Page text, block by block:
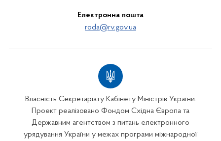
Електронна пошта
roda@rv.gov.ua
Власність Секретаріату Кабінету Міністрів України.
Проект реалізовано Фондом Східна Європа та
Державним агентством з питань електронного
урядування України у межах програми міжнародної